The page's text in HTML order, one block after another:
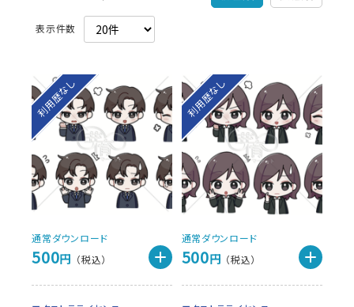
利用歴なし
通常ダウンロード
500円
利用歴なし
通常ダウンロード
500円